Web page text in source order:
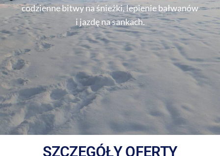
codzienne bitwy na śnieżki, lepienie bałwanów
i jazdę na sankach.
SZCZEGÓŁY OFERTY